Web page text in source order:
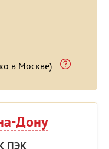
в Москве)
Дону
ПЭК